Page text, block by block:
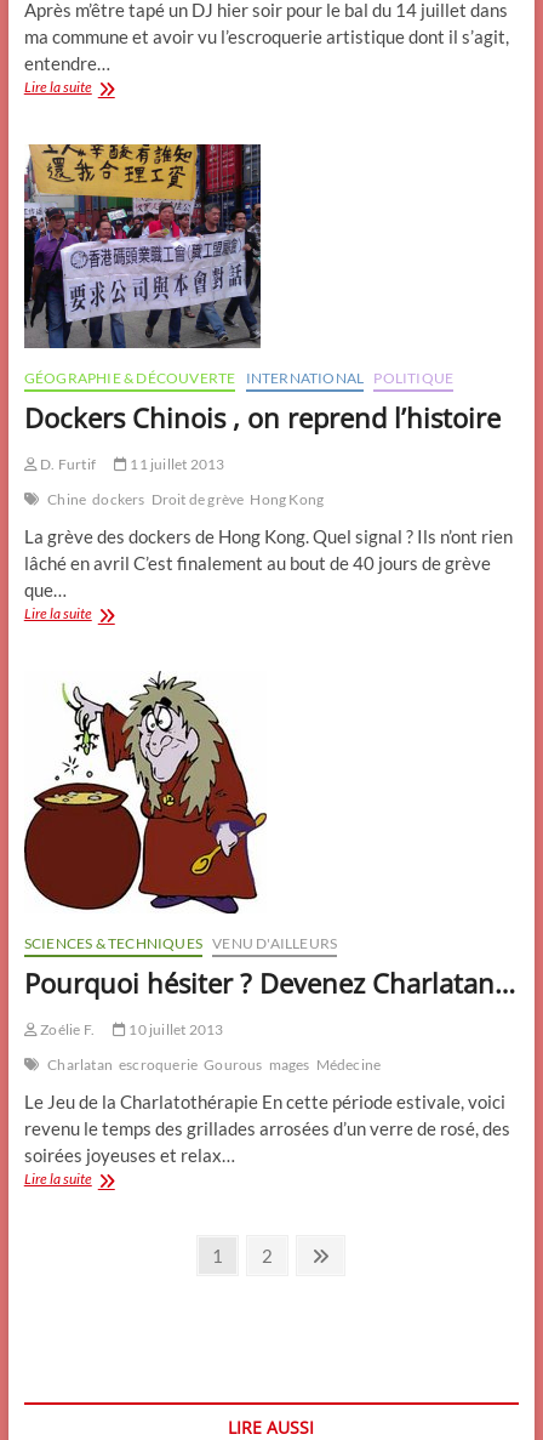
Après m’être tapé un DJ hier soir pour le bal du 14 juillet dans
ma commune et avoir vu l’escroquerie artistique dont il s’agit,
entendre…
Lire la suiteDe
nettoyer
les
oreilles…
!
GÉOGRAPHIE & DÉCOUVERTE INTERNATIONAL POLITIQUE
Dockers Chinois , on reprend l’histoire
D. Furtif
11 juillet 2013
Chine dockers Droit de grève Hong Kong
La grève des dockers de Hong Kong. Quel signal ? Ils n’ont rien
lâché en avril C’est finalement au bout de 40 jours de grève
que…
Lire la suiteDockers
reprend
l’histoire
SCIENCES & TECHNIQUES VENU D'AILLEURS
Pourquoi hésiter ? Devenez Charlatan…
Zoélie F.
10 juillet 2013
Charlatan escroquerie Gourous mages Médecine
Le Jeu de la Charlatothérapie En cette période estivale, voici
revenu le temps des grillades arrosées d’un verre de rosé, des
soirées joyeuses et relax…
Lire la suitePourquoi
Page
1 Page
2
LIRE AUSSI